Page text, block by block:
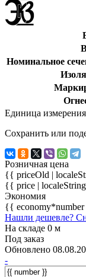
Номинальное
Единица
Сохранить или
Розничная цена
{{ priceOld |
{{ price |
Экономия
{{
Нашли дешевле?
На складе 0 м
Под заказ
Обновлено
-